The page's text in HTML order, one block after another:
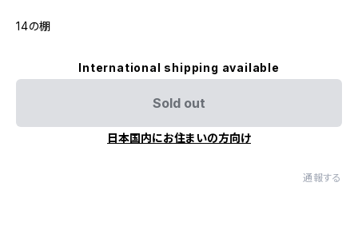
14の棚
International shipping available
Sold out
日本国内にお住まいの方向け
通報する